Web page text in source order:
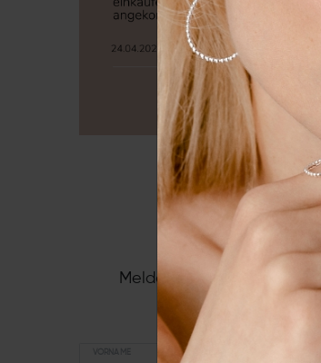
Melde Dich jetzt zu
Erfahrung zu